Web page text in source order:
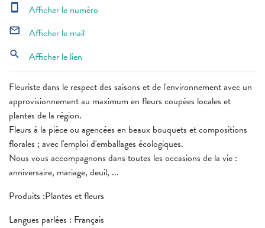
Fleuriste dans le respect des saisons et de l'environnement avec un
approvisionnement au maximum en fleurs coupées locales et
plantes de la région.
Fleurs à la pièce ou agencées en beaux bouquets et compositions
florales ; avec l'emploi d'emballages écologiques.
Nous vous accompagnons dans toutes les occasions de la vie :
anniversaire, mariage, deuil, ...
Produits :Plantes et fleurs
Langues parlées : Français
smartphone Afficher le numéro
mail_outline Afficher le mail
search Afficher le lien